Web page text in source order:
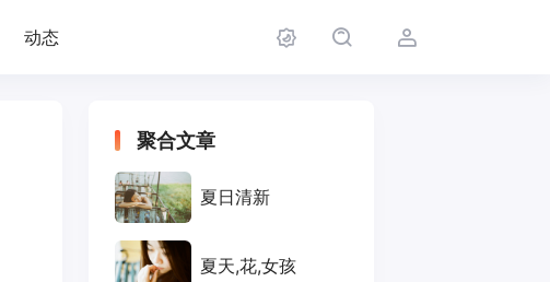
动态
聚合文章
夏日清新
夏天,花,女孩